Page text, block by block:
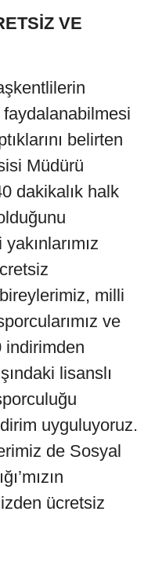
VE
belirten
Müdürü
dakikalık halk
milli
ve
indirimden
lisanslı
uyguluyoruz.
de Sosyal
ücretsiz